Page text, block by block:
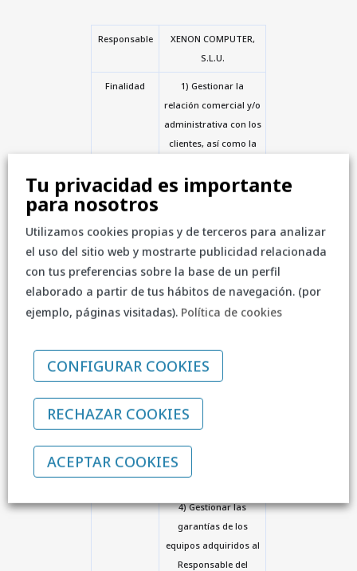
Responsable
XENON COMPUTER,
S.L.U.
Finalidad
1) Gestionar la
relación comercial y/o
administrativa con los
clientes, así como la
de los bienes o
servicios solicitados
2) Gestionar la
relación comercial
con los clientes
potenciales y la
elaboración de
ofertas.
3) Mantener y/o
informático del cliente
in situ, mediante
acceso remoto o en el
SAT del Responsable
4) Gestionar las
garantías de los
equipos adquiridos al
Responsable del
Tu privacidad es importante
para nosotros
Utilizamos cookies propias y de terceros para analizar
el uso del sitio web y mostrarte publicidad relacionada
con tus preferencias sobre la base de un perfil
elaborado a partir de tus hábitos de navegación. (por
ejemplo, páginas visitadas). Política de cookies
CONFIGURAR COOKIES
RECHAZAR COOKIES
ACEPTAR COOKIES